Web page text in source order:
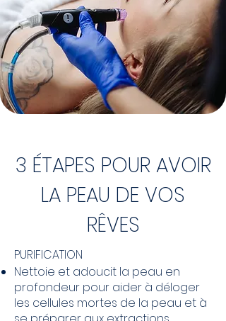
3 ÉTAPES POUR AVOIR
LA PEAU DE VOS
RÊVES
PURIFICATION
Nettoie et adoucit la peau en
profondeur pour aider à déloger
les cellules mortes de la peau et à